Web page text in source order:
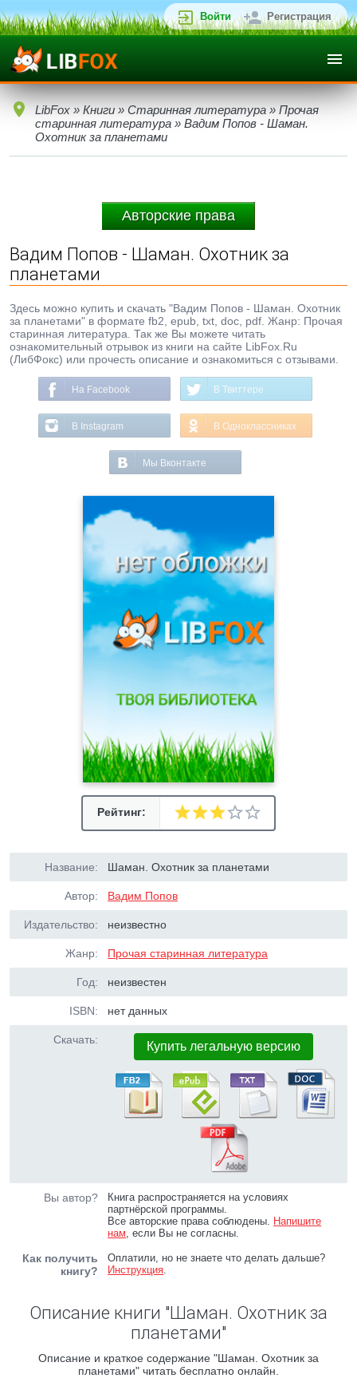
Войти Регистрация
LibFox » Книги » Старинная литература » Прочая
старинная литература » Вадим Попов - Шаман.
Охотник за планетами
Авторские права
Вадим Попов - Шаман. Охотник за
планетами
Здесь можно купить и скачать "Вадим Попов - Шаман. Охотник
за планетами" в формате fb2, epub, txt, doc, pdf. Жанр: Прочая
старинная литература. Так же Вы можете читать
ознакомительный отрывок из книги на сайте LibFox.Ru
(ЛибФокс) или прочесть описание и ознакомиться с отзывами.
На Facebook В Твиттере
В Instagram В Одноклассниках
Мы Вконтакте
Рейтинг:
Название: Шаман. Охотник за планетами
Автор: Вадим Попов
Издательство: неизвестно
Жанр: Прочая старинная литература
Год: неизвестен
ISBN: нет данных
Скачать: Купить легальную версию
Вы автор?
Книга распространяется на условиях
партнёрской программы.
Все авторские права соблюдены. Напишите
нам, если Вы не согласны.
Как получить
книгу?
Оплатили, но не знаете что делать дальше?
Инструкция.
Описание книги "Шаман. Охотник за
планетами"
Описание и краткое содержание "Шаман. Охотник за
планетами" читать бесплатно онлайн.